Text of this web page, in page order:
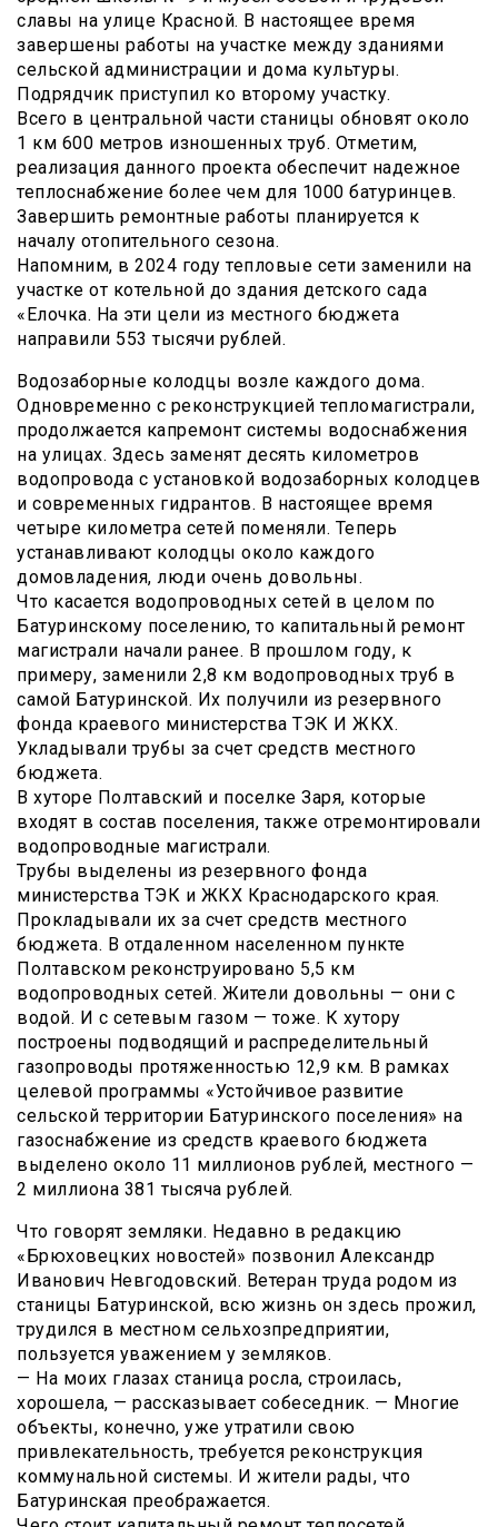
славы на улице Красной. В настоящее время
завершены работы на участке между зданиями
сельской администрации и дома культуры.
Подрядчик приступил ко второму участку.
Всего в центральной части станицы обновят около
1 км 600 метров изношенных труб. Отметим,
реализация данного проекта обеспечит надежное
теплоснабжение более чем для 1000 батуринцев.
Завершить ремонтные работы планируется к
началу отопительного сезона.
Напомним, в 2024 году тепловые сети заменили на
участке от котельной до здания детского сада
«Елочка. На эти цели из местного бюджета
направили 553 тысячи рублей.
Водозаборные колодцы возле каждого дома.
Одновременно с реконструкцией тепломагистрали,
продолжается капремонт системы водоснабжения
на улицах. Здесь заменят десять километров
водопровода с установкой водозаборных колодцев
и современных гидрантов. В настоящее время
четыре километра сетей поменяли. Теперь
устанавливают колодцы около каждого
домовладения, люди очень довольны.
Что касается водопроводных сетей в целом по
Батуринскому поселению, то капитальный ремонт
магистрали начали ранее. В прошлом году, к
примеру, заменили 2,8 км водопроводных труб в
самой Батуринской. Их получили из резервного
фонда краевого министерства ТЭК И ЖКХ.
Укладывали трубы за счет средств местного
бюджета.
В хуторе Полтавский и поселке Заря, которые
входят в состав поселения, также отремонтировали
водопроводные магистрали.
Трубы выделены из резервного фонда
министерства ТЭК и ЖКХ Краснодарского края.
Прокладывали их за счет средств местного
бюджета. В отдаленном населенном пункте
Полтавском реконструировано 5,5 км
водопроводных сетей. Жители довольны — они с
водой. И с сетевым газом — тоже. К хутору
построены подводящий и распределительный
газопроводы протяженностью 12,9 км. В рамках
целевой программы «Устойчивое развитие
сельской территории Батуринского поселения» на
газоснабжение из средств краевого бюджета
выделено около 11 миллионов рублей, местного —
2 миллиона 381 тысяча рублей.
Что говорят земляки. Недавно в редакцию
«Брюховецких новостей» позвонил Александр
Иванович Невгодовский. Ветеран труда родом из
станицы Батуринской, всю жизнь он здесь прожил,
трудился в местном сельхозпредприятии,
пользуется уважением у земляков.
— На моих глазах станица росла, строилась,
хорошела, — рассказывает собеседник. — Многие
объекты, конечно, уже утратили свою
привлекательность, требуется реконструкция
коммунальной системы. И жители рады, что
Батуринская преображается.